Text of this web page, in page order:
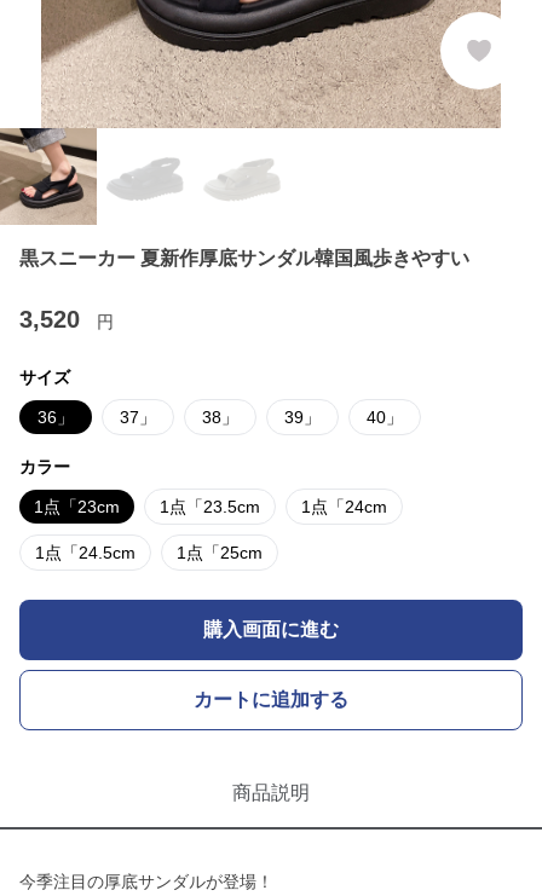
黒スニーカー 夏新作厚底サンダル韓国風歩きやすい
3,520 円
サイズ
36」 37」 38」 39」 40」
カラー
1点「23cm 1点「23.5cm 1点「24cm
1点「24.5cm 1点「25cm
購入画面に進む
カートに追加する
商品説明
今季注目の厚底サンダルが登場！